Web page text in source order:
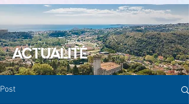
ACTUALITÉ
Post